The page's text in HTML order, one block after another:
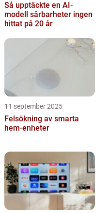
Så upptäckte en AI-
modell sårbarheter ingen
hittat på 20 år
11 september 2025
Felsökning av smarta
hem-enheter